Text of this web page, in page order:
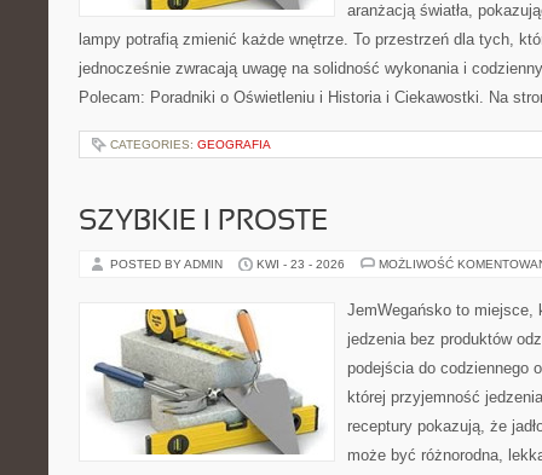
aranżacją światła,
lampy potrafią zmienić każde wnętrze. To przestrzeń dla tych,
jednocześnie zwracają uwagę na solidność wykonania i
Polecam: Poradniki o Oświetleniu i Historia i Ciekawostki. Na
CATEGORIES: GEOGRAFIA
SZYBKIE I PROSTE
POSTED BY ADMIN KWI - 23 - 2026 MOŻLIWOŚĆ
JemWegańsko to miejsce,
jedzenia bez produktów
podejścia do codziennego
której przyjemność
receptury pokazują, że
może być różnorodna,